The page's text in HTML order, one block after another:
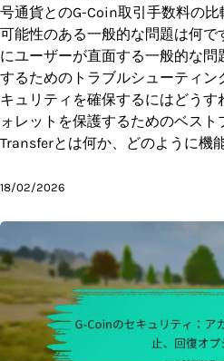
号通貨とのG-Coin取引手数料の
可能性のある一般的な問題は何で
にユーザーが直面する一般的な
するためのトラブルシューティン
キュリティを確保するにはどうす
ォレットを保護するためのベスト
Transferとは何か、どのように機
18/02/2026